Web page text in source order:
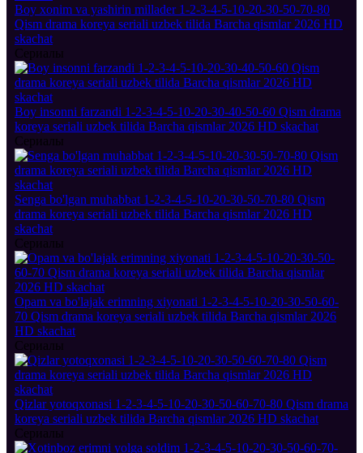
Boy xonim va yashirin millader 1-2-3-4-5-10-20-30-50-70-80
Qism drama koreya seriali uzbek tilida Barcha qismlar 2026 HD
skachat
Сериалы
Boy insonni farzandi 1-2-3-4-5-10-20-30-40-50-60 Qism drama
koreya seriali uzbek tilida Barcha qismlar 2026 HD skachat
Сериалы
Senga bo'lgan muhabbat 1-2-3-4-5-10-20-30-50-70-80 Qism
drama koreya seriali uzbek tilida Barcha qismlar 2026 HD
skachat
Сериалы
Opam va bo'lajak erimning xiyonati 1-2-3-4-5-10-20-30-50-60-
70 Qism drama koreya seriali uzbek tilida Barcha qismlar 2026
HD skachat
Сериалы
Qizlar yotoqxonasi 1-2-3-4-5-10-20-30-50-60-70-80 Qism drama
koreya seriali uzbek tilida Barcha qismlar 2026 HD skachat
Сериалы